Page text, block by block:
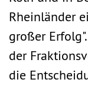
Rheinländer
großer
der
die